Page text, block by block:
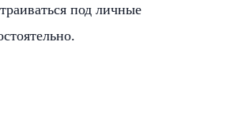
под личные